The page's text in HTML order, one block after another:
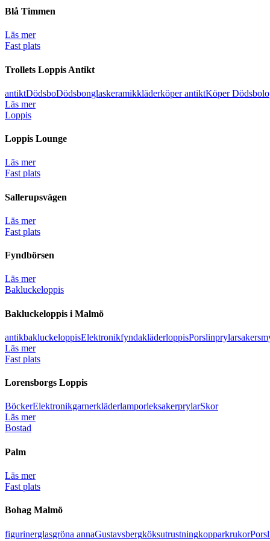
Blå Timmen
Läs mer
Fast plats
Trollets Loppis Antikt
antiktDödsboDödsbonglaskeramikkläderköper antiktKöper Dödsbo
Läs mer
Loppis
Loppis Lounge
Läs mer
Fast plats
Sallerupsvägen
Läs mer
Fast plats
Fyndbörsen
Läs mer
Bakluckeloppis
Bakluckeloppis i Malmö
antikbakluckeloppisElektronikfyndakläderloppisPorslinprylarsaker
Läs mer
Fast plats
Lorensborgs Loppis
BöckerElektronikgarnerkläderlamporleksakerprylarSkor
Läs mer
Bostad
Palm
Läs mer
Fast plats
Bohag Malmö
figurinerglasgröna annaGustavsbergköksutrustningkopparkrukor